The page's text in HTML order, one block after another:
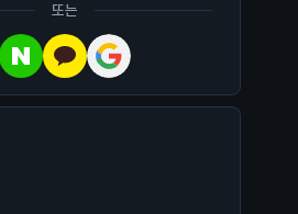
또는